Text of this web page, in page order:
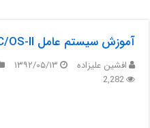
آموزش سیستم عامل µC/OS-II
افشین علیزاده ۱۳۹۲/۰۵/۱۳
2,282